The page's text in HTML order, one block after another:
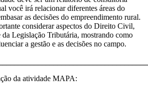
você irá relacionar diferentes áreas do
as decisões do empreendimento rural.
considerar aspectos do Direito Civil,
Legislação Tributária, mostrando como
a gestão e as decisões no campo.
da atividade MAPA: